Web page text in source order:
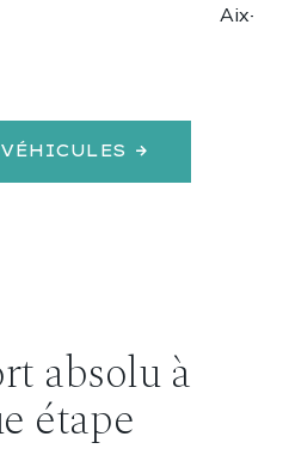
Aix-
absolu à
étape